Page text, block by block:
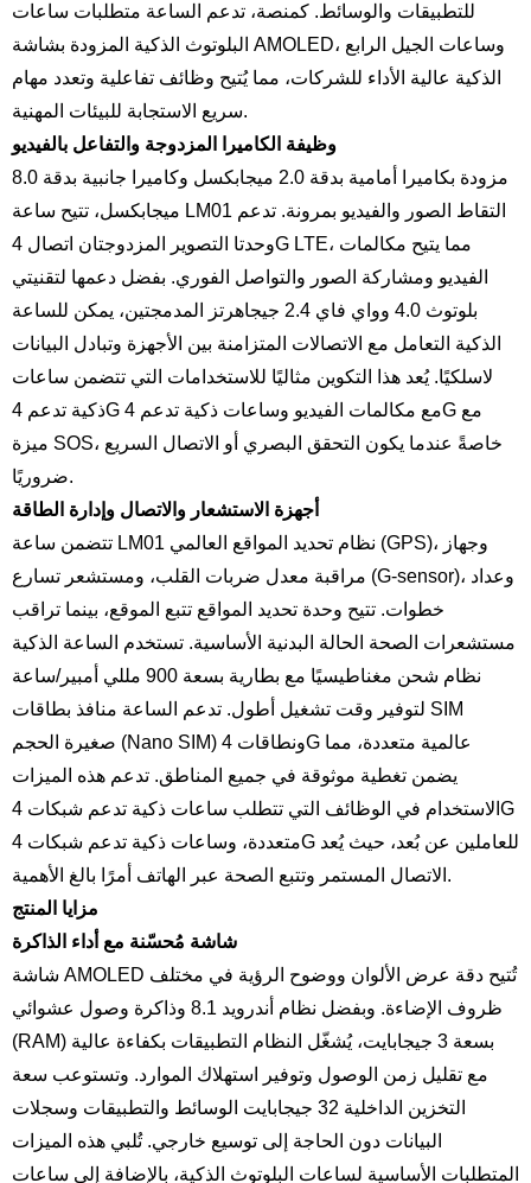
للتطبيقات والوسائط. كمنصة، تدعم الساعة متطلبات ساعات
البلوتوث الذكية المزودة بشاشة AMOLED، وساعات الجيل الرابع
الذكية عالية الأداء للشركات، مما يُتيح وظائف تفاعلية وتعدد مهام
سريع الاستجابة للبيئات المهنية.
وظيفة الكاميرا المزدوجة والتفاعل بالفيديو
مزودة بكاميرا أمامية بدقة 2.0 ميجابكسل وكاميرا جانبية بدقة 8.0
ميجابكسل، تتيح ساعة LM01 التقاط الصور والفيديو بمرونة. تدعم
وحدتا التصوير المزدوجتان اتصال 4G LTE، مما يتيح مكالمات
الفيديو ومشاركة الصور والتواصل الفوري. بفضل دعمها لتقنيتي
بلوتوث 4.0 وواي فاي 2.4 جيجاهرتز المدمجتين، يمكن للساعة
الذكية التعامل مع الاتصالات المتزامنة بين الأجهزة وتبادل البيانات
لاسلكيًا. يُعد هذا التكوين مثاليًا للاستخدامات التي تتضمن ساعات
ذكية تدعم 4G مع مكالمات الفيديو وساعات ذكية تدعم 4G مع
ميزة SOS، خاصةً عندما يكون التحقق البصري أو الاتصال السريع
ضروريًا.
أجهزة الاستشعار والاتصال وإدارة الطاقة
تتضمن ساعة LM01 نظام تحديد المواقع العالمي (GPS)، وجهاز
مراقبة معدل ضربات القلب، ومستشعر تسارع (G-sensor)، وعداد
خطوات. تتيح وحدة تحديد المواقع تتبع الموقع، بينما تراقب
مستشعرات الصحة الحالة البدنية الأساسية. تستخدم الساعة الذكية
نظام شحن مغناطيسيًا مع بطارية بسعة 900 مللي أمبير/ساعة
لتوفير وقت تشغيل أطول. تدعم الساعة منافذ بطاقات SIM
صغيرة الحجم (Nano SIM) ونطاقات 4G عالمية متعددة، مما
يضمن تغطية موثوقة في جميع المناطق. تدعم هذه الميزات
الاستخدام في الوظائف التي تتطلب ساعات ذكية تدعم شبكات 4G
متعددة، وساعات ذكية تدعم شبكات 4G للعاملين عن بُعد، حيث يُعد
الاتصال المستمر وتتبع الصحة عبر الهاتف أمرًا بالغ الأهمية.
مزايا المنتج
شاشة مُحسّنة مع أداء الذاكرة
شاشة AMOLED تُتيح دقة عرض الألوان ووضوح الرؤية في مختلف
ظروف الإضاءة. وبفضل نظام أندرويد 8.1 وذاكرة وصول عشوائي
(RAM) بسعة 3 جيجابايت، يُشغّل النظام التطبيقات بكفاءة عالية
مع تقليل زمن الوصول وتوفير استهلاك الموارد. وتستوعب سعة
التخزين الداخلية 32 جيجابايت الوسائط والتطبيقات وسجلات
البيانات دون الحاجة إلى توسيع خارجي. تُلبي هذه الميزات
المتطلبات الأساسية لساعات البلوتوث الذكية، بالإضافة إلى ساعات